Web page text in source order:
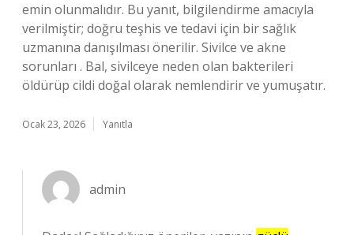
emin olunmalıdır. Bu yanıt, bilgilendirme amacıyla
verilmiştir; doğru teşhis ve tedavi için bir sağlık
uzmanına danışılması önerilir. Sivilce ve akne
sorunları . Bal, sivilceye neden olan bakterileri
öldürüp cildi doğal olarak nemlendirir ve yumuşatır.
Ocak 23, 2026 Yanıtla
admin